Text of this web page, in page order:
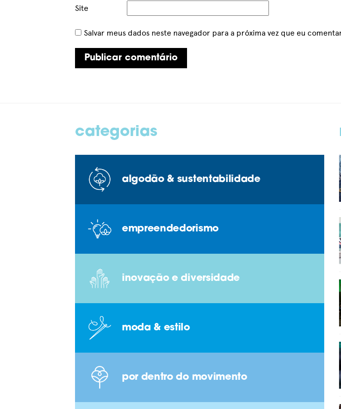
Site
Salvar meus dados neste navegador para a próxima vez que eu
categorias
algodão & sustentabilidade
empreendedorismo
inovação e diversidade
moda & estilo
por dentro do movimento